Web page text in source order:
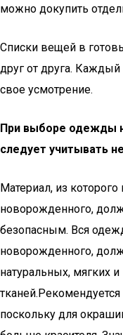
можно докупить
Списки вещей в
друг от друга.
свое усмотрение.
При выборе одежды
следует учитывать
Материал, из
новорожденного,
безопасным. Вся
новорожденного,
натуральных, мягких
поскольку для